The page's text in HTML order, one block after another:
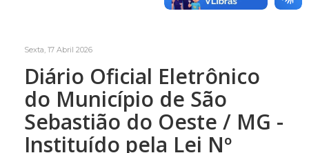
Sexta, 17 Abril 2026
Diário Oficial Eletrônico
do Município de São
Sebastião do Oeste / MG -
Instituído pela Lei Nº